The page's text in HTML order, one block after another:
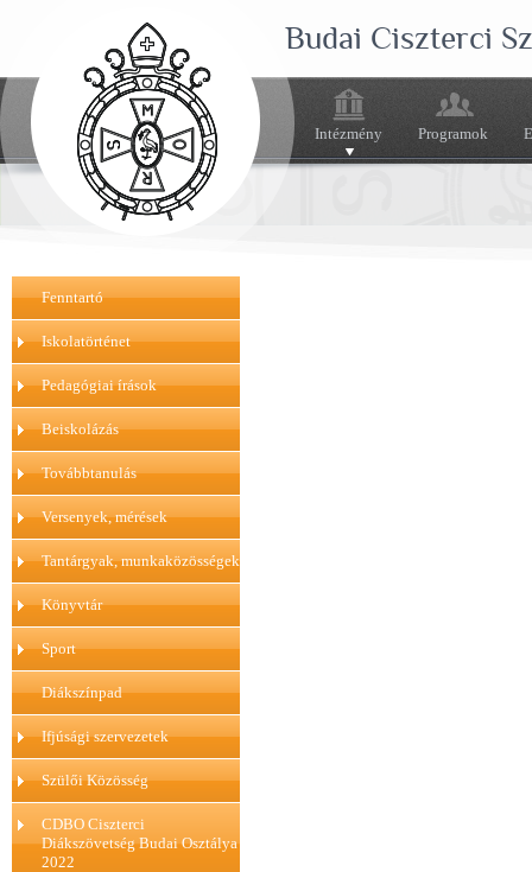
Budai Ciszterci
Intézmény Programok
Fenntartó
Iskolatörténet
Pedagógiai írások
Beiskolázás
Továbbtanulás
Versenyek, mérések
Tantárgyak, munkaközösségek
Könyvtár
Sport
Diákszínpad
Ifjúsági szervezetek
Szülői Közösség
CDBO Ciszterci
Diákszövetség Budai Osztálya
2022